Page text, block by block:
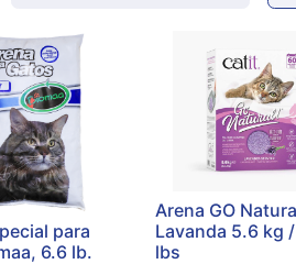
para
6.6 lb.
Arena GO
Lavanda 5.6 kg
lbs